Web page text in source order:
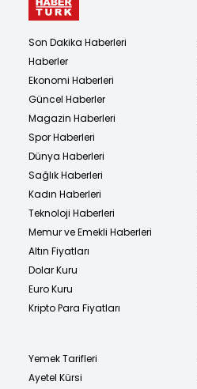
Son Dakika Haberleri
Haberler
Ekonomi Haberleri
Güncel Haberler
Magazin Haberleri
Spor Haberleri
Dünya Haberleri
Sağlık Haberleri
Kadın Haberleri
Teknoloji Haberleri
Memur ve Emekli Haberleri
Altın Fiyatları
Dolar Kuru
Euro Kuru
Kripto Para Fiyatları
Yemek Tarifleri
Ayetel Kürsi